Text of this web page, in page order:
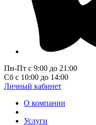
Пн-Пт с 9:00 до 21:00
Сб с 10:00 до 14:00
Личный кабинет
О компании
Услуги